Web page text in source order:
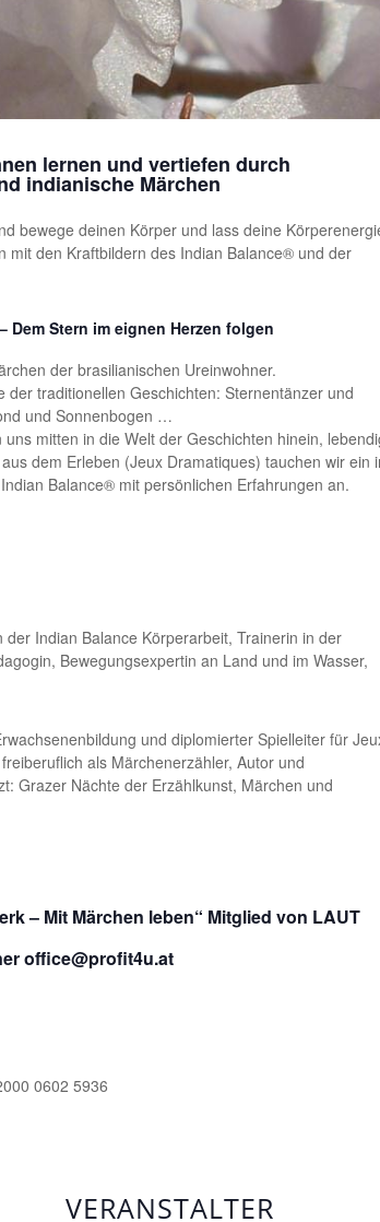
lernen und vertiefen durch
indianische Märchen
bewege deinen Körper und lass deine
mit den Kraftbildern des Indian Balance® und der
Dem Stern im eignen Herzen folgen
der brasilianischen Ureinwohner.
traditionellen Geschichten: Sternentänzer und
und Sonnenbogen …
mitten in die Welt der Geschichten hinein,
dem Erleben (Jeux Dramatiques) tauchen wir ein
Balance® mit persönlichen Erfahrungen an.
Indian Balance Körperarbeit, Trainerin in der
Bewegungsexpertin an Land und im Wasser,
und diplomierter Spielleiter für
als Märchenerzähler, Autor und
Grazer Nächte der Erzählkunst, Märchen und
– Mit Märchen leben“ Mitglied von LAUT
office@profit4u.at
0602 5936
VERANSTALTER